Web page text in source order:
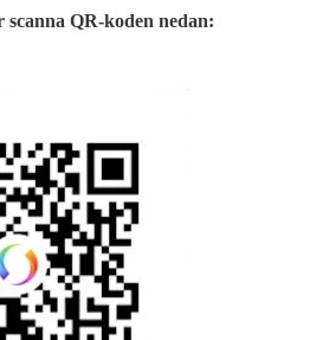
scanna QR-koden nedan: